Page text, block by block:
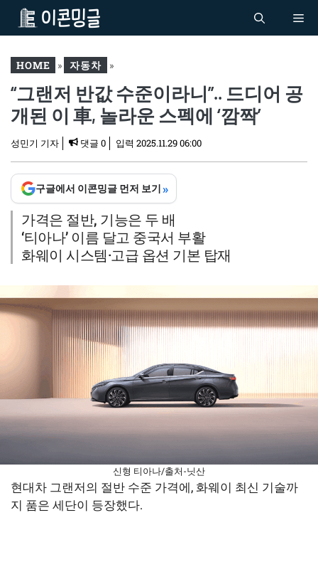
로 HOME » 자동차 »
“그랜저 반값 수준이라니”..
드디어 공개된 이 車, 놀라
운 스펙에 ‘깜짝’
“그랜저 반값 수준이라니”.. 드디어 공
개된 이 車, 놀라운 스펙에 ‘깜짝’
성민기 기자 댓글 0 입력 2025.11.29 06:00
구글에서 이콘밍글 먼저 보기»
가격은 절반, 기능은 두 배
‘티아나’ 이름 달고 중국서 부활
화웨이 시스템·고급 옵션 기본 탑재
신형 티아나/출처-닛산
현대차 그랜저의 절반 수준 가격에, 화웨이 최신 기술까
지 품은 세단이 등장했다.